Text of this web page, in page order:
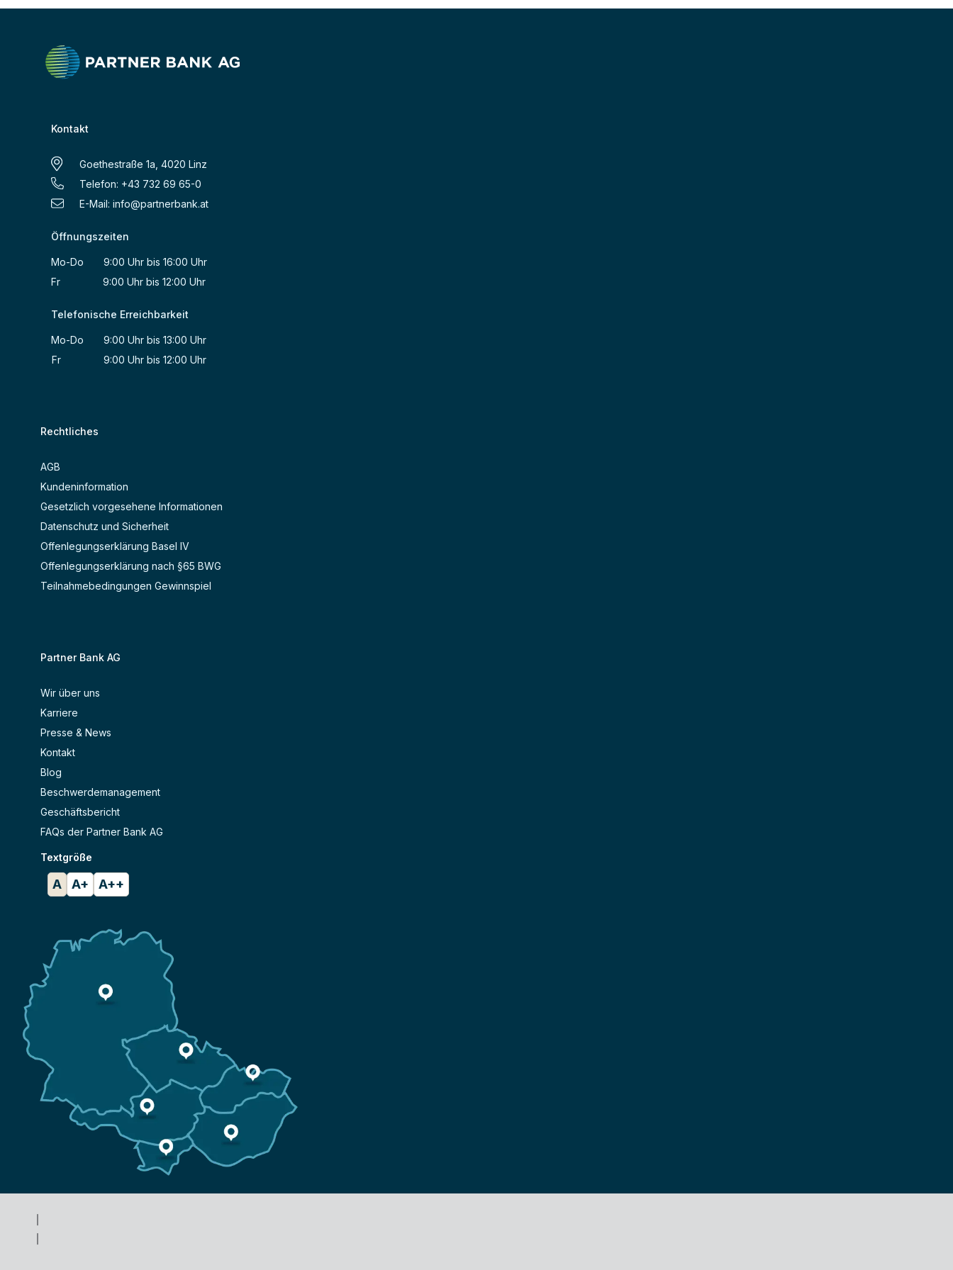
Kontakt
Goethestraße 1a, 4020 Linz
Telefon: +43 732 69 65-0
E-Mail: info@partnerbank.at
Öffnungszeiten
Mo-Do 9:00 Uhr bis 16:00 Uhr
Fr 9:00 Uhr bis 12:00 Uhr
Telefonische Erreichbarkeit
Mo-Do 9:00 Uhr bis 13:00 Uhr
Fr 9:00 Uhr bis 12:00 Uhr
Rechtliches
AGB
Kundeninformation
Gesetzlich vorgesehene Informationen
Datenschutz und Sicherheit
Offenlegungserklärung Basel IV
Offenlegungserklärung nach §65 BWG
Teilnahmebedingungen Gewinnspiel
Partner Bank AG
Wir über uns
Karriere
Presse & News
Kontakt
Blog
Beschwerdemanagement
Geschäftsbericht
FAQs der Partner Bank AG
Textgröße
A A+ A++